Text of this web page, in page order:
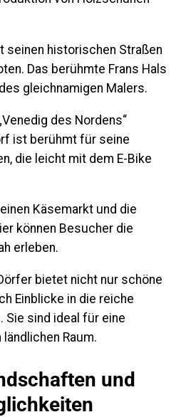
seinen historischen Straßen
Das berühmte Frans Hals
gleichnamigen Malers.
des Nordens“
ist berühmt für seine
die leicht mit dem E-Bike
Käsemarkt und die
können Besucher die
erleben.
bietet nicht nur schöne
Einblicke in die reiche
Sie sind ideal für eine
Raum.
und